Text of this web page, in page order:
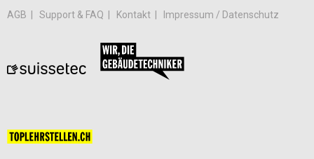
AGB Support & FAQ Kontakt Impressum / Datenschutz